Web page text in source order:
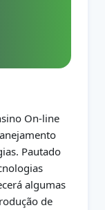
On-line
Pautado
algumas
de